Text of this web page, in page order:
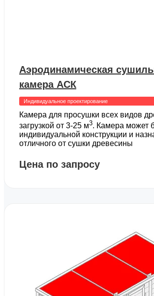
Аэродинамическая
камера АСК
Индивидуальное проектирование
Камера для просушки всех видов
загрузкой от 3-25 м3. Камера может
индивидуальной конструкции и
отличного от сушки древесины
Цена по запросу